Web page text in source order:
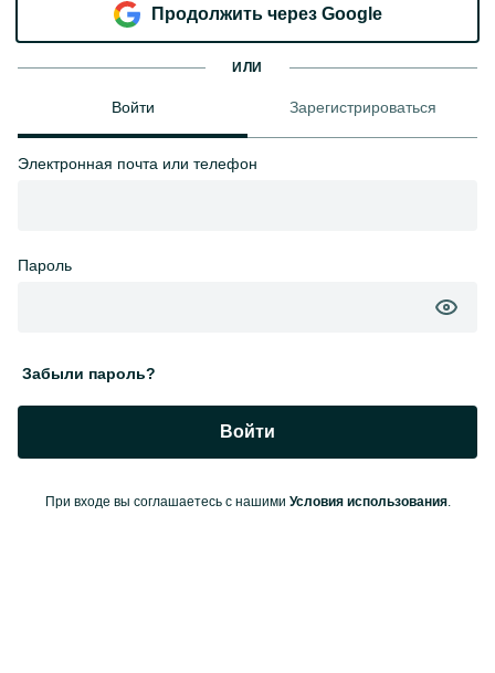
Продолжить через Google
ИЛИ
Войти Зарегистрироваться
Электронная почта или телефон
Пароль
Забыли пароль?
Войти
При входе вы соглашаетесь с нашими Условия использования.